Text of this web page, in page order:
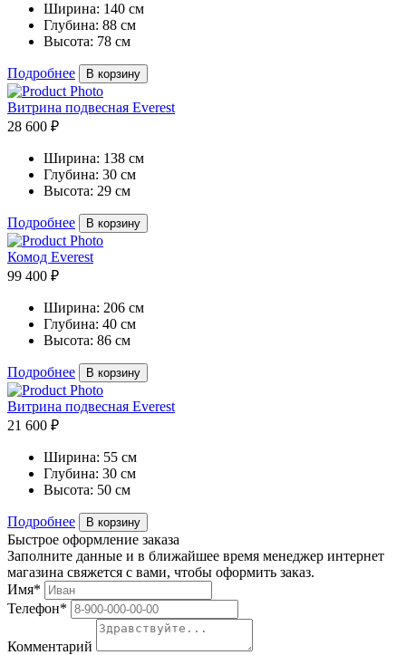
Ширина: 140 см
Глубина: 88 см
Высота: 78 см
Подробнее В корзину
Витрина подвесная Everest
28 600 ₽
Ширина: 138 см
Глубина: 30 см
Высота: 29 см
Подробнее В корзину
Комод Everest
99 400 ₽
Ширина: 206 см
Глубина: 40 см
Высота: 86 см
Подробнее В корзину
Витрина подвесная Everest
21 600 ₽
Ширина: 55 см
Глубина: 30 см
Высота: 50 см
Подробнее В корзину
Быстрое оформление заказа
Заполните данные и в ближайшее время менеджер интернет
магазина свяжется с вами, чтобы оформить заказ.
Имя*
Телефон*
Комментарий